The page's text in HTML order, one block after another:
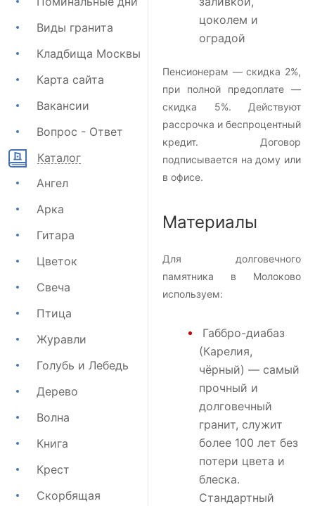
Виды гранита
Кладбища Москвы
Карта сайта
Вакансии
Вопрос - Ответ
Каталог
Ангел
Арка
Гитара
Цветок
Свеча
Птица
Журавли
Голубь и Лебедь
Дерево
Волна
Книга
Крест
Скорбящая
цоколем и
оградой
Пенсионерам — скидка 2%,
при полной предоплате —
скидка 5%. Действуют
рассрочка и беспроцентный
кредит. Договор
подписывается на дому или
в офисе.
Материалы
Для долговечного
памятника в Молоково
используем:
Габбро-диабаз
(Карелия,
чёрный) — самый
прочный и
долговечный
гранит, служит
более 100 лет без
потери цвета и
блеска.
Стандартный